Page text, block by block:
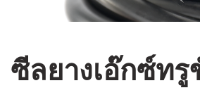
ซีลยางเอ๊กซ์ท